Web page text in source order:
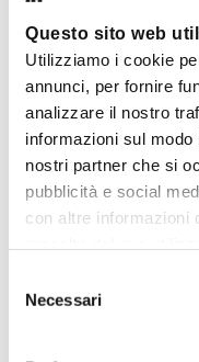
Questo sito web
Utilizziamo i cookie
annunci, per fornire
analizzare il nostro
informazioni sul
nostri partner che si
pubblicità e social
con altre informazioni
delNecessari
Se stai
nel
corsi
giustoper
studente o